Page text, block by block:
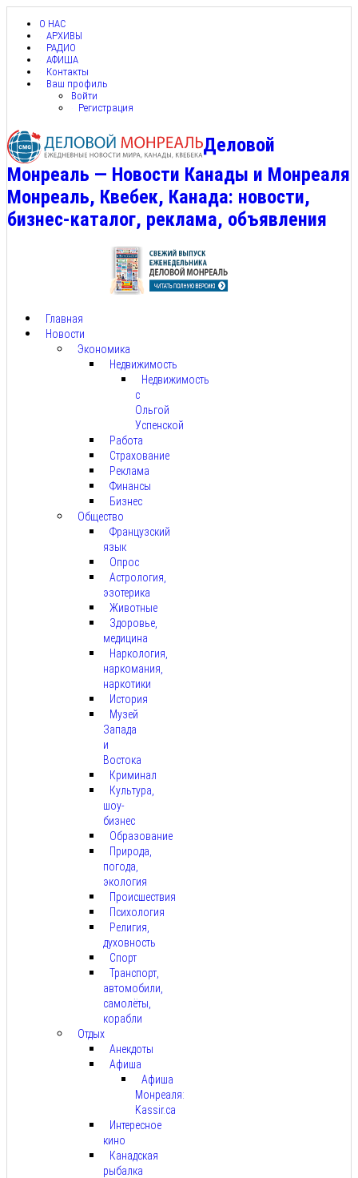
О НАС
АРХИВЫ
РАДИО
АФИША
Контакты
Ваш профиль
Войти
Регистрация
Деловой
Монреаль — Новости Канады и Монреаля
Монреаль, Квебек, Канада: новости,
бизнес-каталог, реклама, объявления
Главная
Новости
Экономика
Недвижимость
Недвижимость
с
Ольгой
Успенской
Работа
Страхование
Реклама
Финансы
Бизнес
Общество
Французский
язык
Опрос
Астрология,
эзотерика
Животные
Здоровье,
медицина
Наркология,
наркомания,
наркотики
История
Музей
Запада
и
Востока
Криминал
Культура,
шоу-
бизнес
Образование
Природа,
погода,
экология
Происшествия
Психология
Религия,
духовность
Спорт
Транспорт,
автомобили,
самолёты,
корабли
Отдых
Анекдоты
Афиша
Афиша
Монреаля:
Kassir.ca
Интересное
кино
Канадская
рыбалка